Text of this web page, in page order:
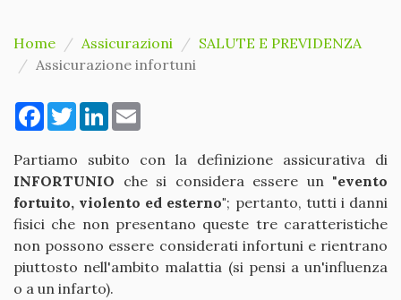
Home Assicurazioni
SALUTE E PREVIDENZA
Assicurazione infortuni
Facebook
TwitterLinkedIn
Partiamo subito con la definizione assicurativa di
INFORTUNIO che si considera essere un "evento
fortuito, violento ed esterno"; pertanto, tutti i danni
fisici che non presentano queste tre caratteristiche
non possono essere considerati infortuni e rientrano
piuttosto nell'ambito malattia (si pensi a un'influenza
o a un infarto).